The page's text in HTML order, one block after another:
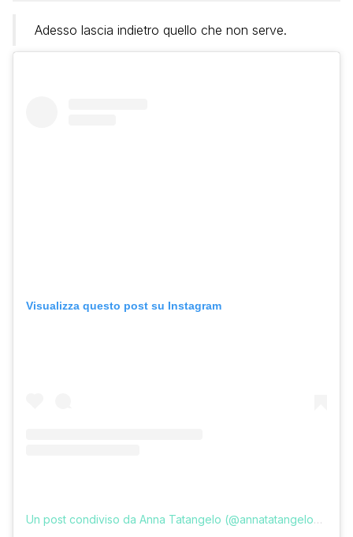
Adesso lascia indietro quello che non serve.
Visualizza questo post su Instagram
Un post condiviso da Anna Tatangelo (@annatatangeloofficial)